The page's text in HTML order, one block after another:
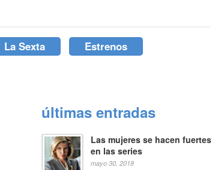
La Sexta Estrenos
últimas entradas
Las mujeres se hacen fuertes
en las series
mayo 30, 2018